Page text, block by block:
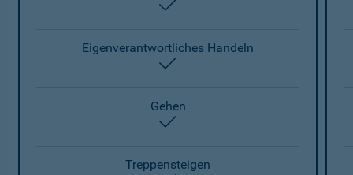
Eigenverantwortliches Handeln
Gehen
Treppensteigen